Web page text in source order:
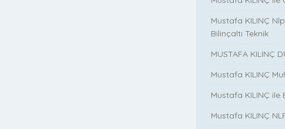
Mustafa KILINÇ
Bilinçaltı Teknik
MUSTAFA KILINÇ
Mustafa KILINÇ
Mustafa KILINÇ ile
Mustafa KILINÇ